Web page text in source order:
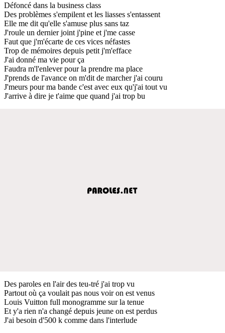
Défoncé dans la business class
Des problèmes s'empilent et les liasses s'entassent
Elle me dit qu'elle s'amuse plus sans taz
J'roule un dernier joint j'pine et j'me casse
Faut que j'm'écarte de ces vices néfastes
Trop de mémoires depuis petit j'm'efface
J'ai donné ma vie pour ça
Faudra m'l'enlever pour la prendre ma place
J'prends de l'avance on m'dit de marcher j'ai couru
J'meurs pour ma bande c'est avec eux qu'j'ai tout vu
J'arrive à dire je t'aime que quand j'ai trop bu
Des paroles en l'air des teu-tré j'ai trop vu
Partout où ça voulait pas nous voir on est venus
Louis Vuitton full monogramme sur la tenue
Et y'a rien n'a changé depuis jeune on est perdus
J'ai besoin d'500 k comme dans l'interlude